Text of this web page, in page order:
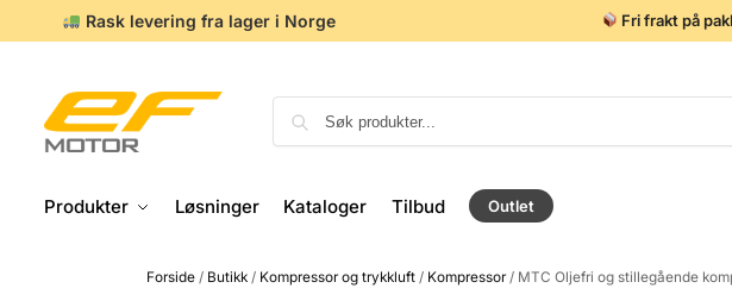
Rask levering fra lager i Norge Fri frakt på
Produkter Løsninger Kataloger Tilbud Outlet
Forside/ Butikk/ Kompressor og trykkluft/ Kompressor/ MTC Oljefri og stillegående